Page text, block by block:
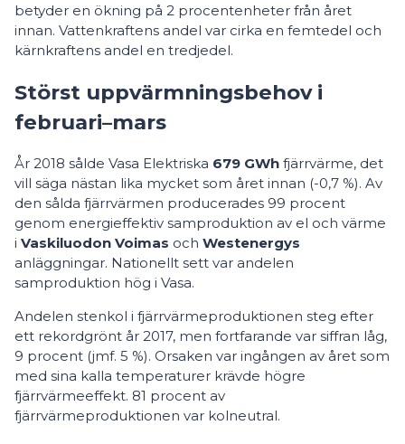
betyder en ökning på 2 procentenheter från året
innan. Vattenkraftens andel var cirka en femtedel och
kärnkraftens andel en tredjedel.
Störst uppvärmningsbehov i
februari–mars
År 2018 sålde Vasa Elektriska 679 GWh fjärrvärme, det
vill säga nästan lika mycket som året innan (-0,7 %). Av
den sålda fjärrvärmen producerades 99 procent
genom energieffektiv samproduktion av el och värme
i Vaskiluodon Voimas och Westenergys
anläggningar. Nationellt sett var andelen
samproduktion hög i Vasa.
Andelen stenkol i fjärrvärmeproduktionen steg efter
ett rekordgrönt år 2017, men fortfarande var siffran låg,
9 procent (jmf. 5 %). Orsaken var ingången av året som
med sina kalla temperaturer krävde högre
fjärrvärmeeffekt. 81 procent av
fjärrvärmeproduktionen var kolneutral.